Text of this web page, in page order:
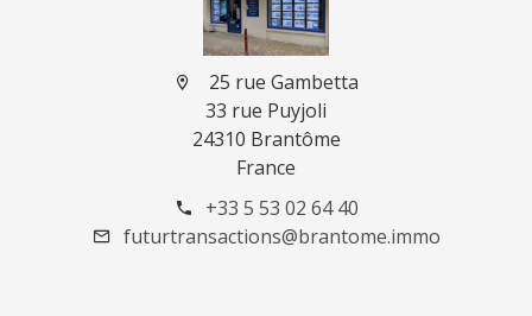
25 rue Gambetta
33 rue Puyjoli
24310 Brantôme
France
+33 5 53 02 64 40
futurtransactions@brantome.immo